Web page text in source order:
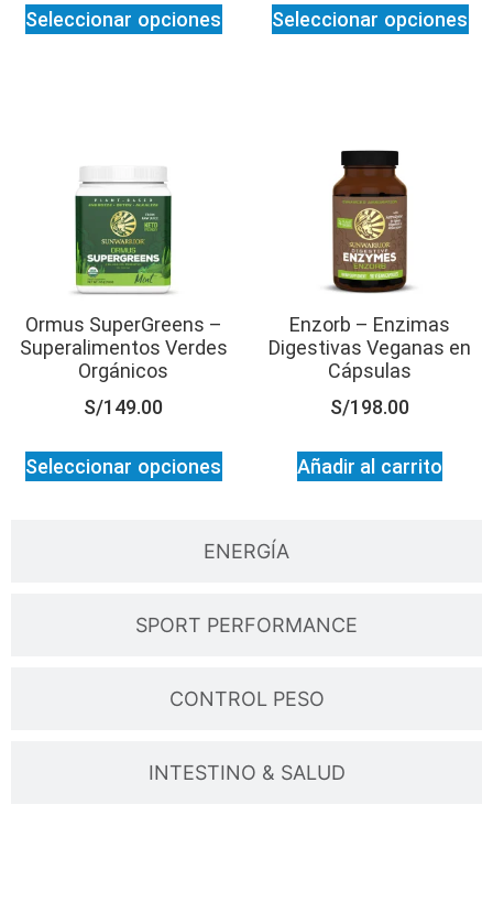
ENERGÍA
SPORT PERFORMANCE
CONTROL PESO
INTESTINO & SALUD
Seleccionar opciones Seleccionar opciones
Ormus SuperGreens –
Superalimentos Verdes
Orgánicos
S/149.00
Seleccionar opciones
Enzorb – Enzimas
Digestivas Veganas en
Cápsulas
S/198.00
Añadir al carrito